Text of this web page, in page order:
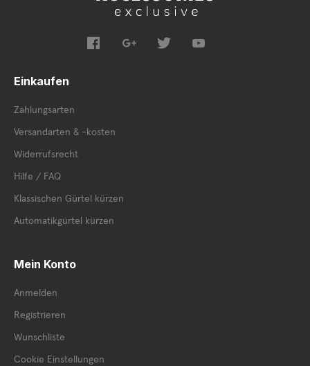
Einkaufen
Zahlungsarten
Versandarten & -kosten
Widerrufsrecht
Hilfe / FAQ
Klassischen Gürtel kürzen
Automatikgürtel kürzen
Mein Konto
Anmelden
Registrieren
Wunschliste
Cookie Einstellungen